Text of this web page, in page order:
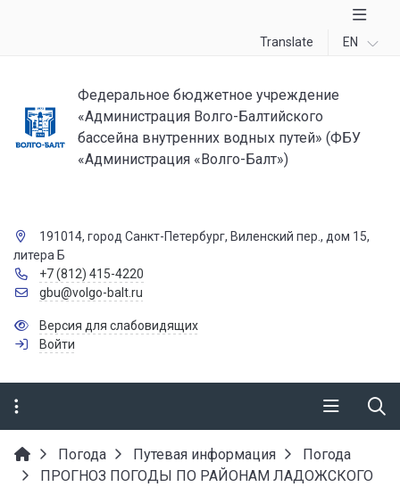
Translate EN
Федеральное бюджетное учреждение
«Администрация Волго-Балтийского
бассейна внутренних водных путей» (ФБУ
«Администрация «Волго-Балт»)
191014, город Санкт-Петербург, Виленский пер., дом 15,
литера Б
+7 (812) 415-4220
gbu@volgo-balt.ru
Версия для слабовидящих
Войти
Погода Путевая информация
Погода
ПРОГНОЗ ПОГОДЫ ПО РАЙОНАМ ЛАДОЖСКОГО